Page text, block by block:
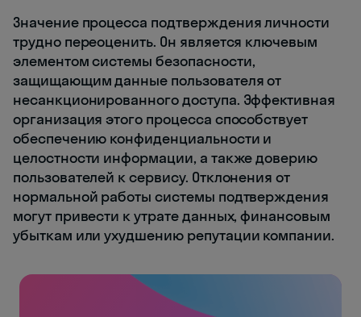
Значение процесса подтверждения личности
трудно переоценить. Он является ключевым
элементом системы безопасности,
защищающим данные пользователя от
несанкционированного доступа. Эффективная
организация этого процесса способствует
обеспечению конфиденциальности и
целостности информации, а также доверию
пользователей к сервису. Отклонения от
нормальной работы системы подтверждения
могут привести к утрате данных, финансовым
убыткам или ухудшению репутации компании.